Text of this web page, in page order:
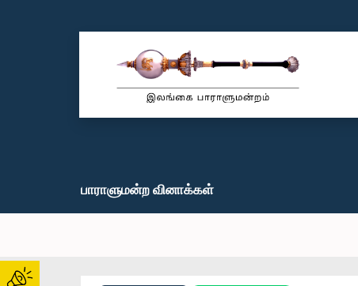
பாராளுமன்ற வினாக்கள்